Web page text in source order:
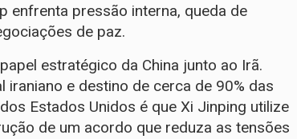
enfrenta pressão interna, queda de
de paz.
estratégico da China junto ao Irã.
e destino de cerca de 90% das
Estados Unidos é que Xi Jinping utilize
de um acordo que reduza as tensões